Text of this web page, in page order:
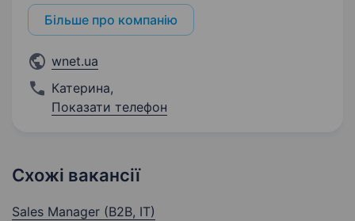
Більше про компанію
wnet.ua
Катерина,
Показати телефон
Схожі вакансії
Sales Manager (B2B, IT)